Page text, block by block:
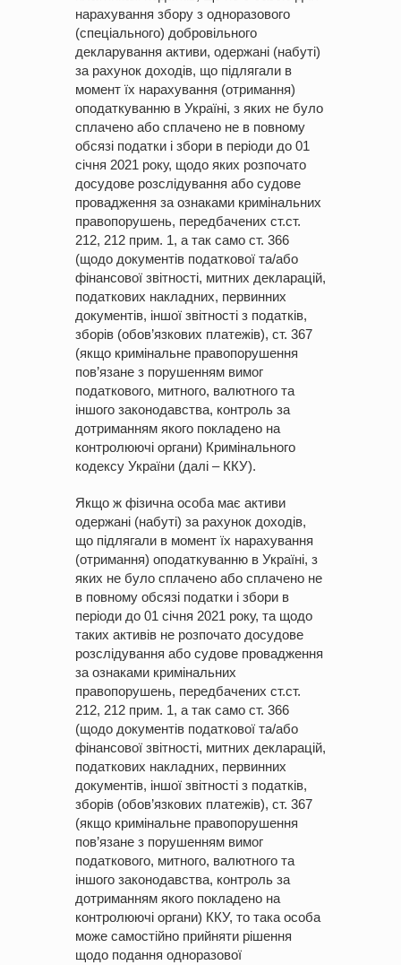
нарахування збору з одноразового
(спеціального) добровільного
декларування активи, одержані (набуті)
за рахунок доходів, що підлягали в
момент їх нарахування (отримання)
оподаткуванню в Україні, з яких не було
сплачено або сплачено не в повному
обсязі податки і збори в періоди до 01
січня 2021 року, щодо яких розпочато
досудове розслідування або судове
провадження за ознаками кримінальних
правопорушень, передбачених ст.ст.
212, 212 прим. 1, а так само ст. 366
(щодо документів податкової та/або
фінансової звітності, митних декларацій,
податкових накладних, первинних
документів, іншої звітності з податків,
зборів (обов’язкових платежів), ст. 367
(якщо кримінальне правопорушення
пов’язане з порушенням вимог
податкового, митного, валютного та
іншого законодавства, контроль за
дотриманням якого покладено на
контролюючі органи) Кримінального
кодексу України (далі – ККУ).
Якщо ж фізична особа має активи
одержані (набуті) за рахунок доходів,
що підлягали в момент їх нарахування
(отримання) оподаткуванню в Україні, з
яких не було сплачено або сплачено не
в повному обсязі податки і збори в
періоди до 01 січня 2021 року, та щодо
таких активів не розпочато досудове
розслідування або судове провадження
за ознаками кримінальних
правопорушень, передбачених ст.ст.
212, 212 прим. 1, а так само ст. 366
(щодо документів податкової та/або
фінансової звітності, митних декларацій,
податкових накладних, первинних
документів, іншої звітності з податків,
зборів (обов’язкових платежів), ст. 367
(якщо кримінальне правопорушення
пов’язане з порушенням вимог
податкового, митного, валютного та
іншого законодавства, контроль за
дотриманням якого покладено на
контролюючі органи) ККУ, то така особа
може самостійно прийняти рішення
щодо подання одноразової